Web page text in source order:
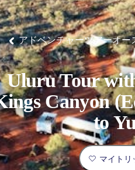
イ
ン
ナ
ビ
ゲ
ー
シ
ョ
ン
最
も
人
気
が
高
い
場
ン
グ
ズ
立
公
園
ド
国
立
公
園
カ
国
立
公
園
テ
ィ
ウ
ィ
諸
島
ミ
ル
ク
国
立
公
園
ズ・
マ
ー
ブ
ル
ズ
保
護
区
マ
ク
ド
ネ
ル
国
立
公
園
体
験
旅
ベ
ン
ト
ビ
テ
ィ
と
野
生
生
物
歴
史
と
伝
統
釣
り
ュ
ア
リ
ー
な
体
験
ン
グ
&
グ
ラ
ン
ピ
ン
グ
旅
の
コ
ツ
計
画
と
予
約
ン
タ
ル
フ
ァ
ー
アドベンチャーツアーオ
Uluru Tour
Canyon
to
マイトリ